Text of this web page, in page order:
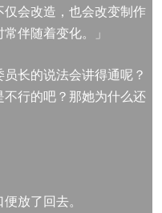
会改造，也会改变制作
伴随着变化。」
长的说法会讲得通呢？
行的吧？那她为什么还
放了回去。